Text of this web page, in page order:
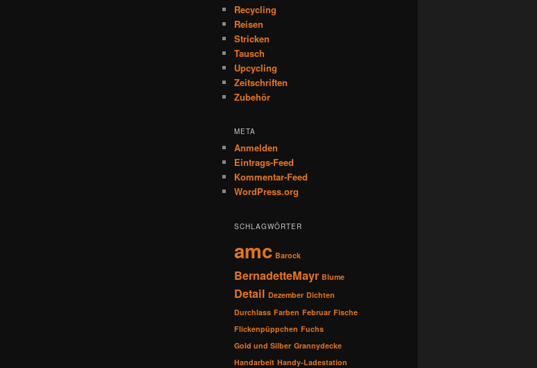
Recycling
Reisen
Stricken
Tausch
Upcycling
Zeitschriften
Zubehör
META
Anmelden
Eintrags-Feed
Kommentar-Feed
WordPress.org
SCHLAGWÖRTER
amc Barock
BernadetteMayr Blume
Detail Dezember Dichten
Durchlass Farben Februar Fische
Flickenpüppchen Fuchs
Gold und Silber Grannydecke
Handarbeit Handy-Ladestation